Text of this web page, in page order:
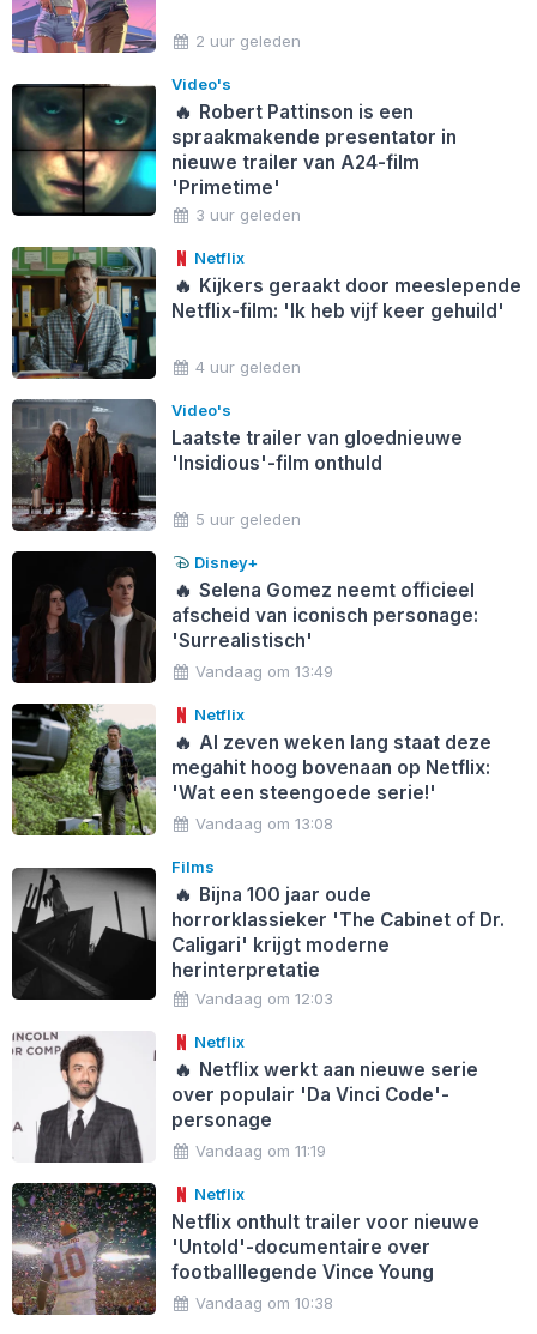
2 uur geleden
Video's
🔥 Robert Pattinson is een
spraakmakende presentator in
nieuwe trailer van A24-film
'Primetime'
3 uur geleden
Netflix
🔥 Kijkers geraakt door meeslepende
Netflix-film: 'Ik heb vijf keer gehuild'
4 uur geleden
Video's
Laatste trailer van gloednieuwe
'Insidious'-film onthuld
5 uur geleden
Disney+
🔥 Selena Gomez neemt officieel
afscheid van iconisch personage:
'Surrealistisch'
Vandaag om 13:49
Netflix
🔥 Al zeven weken lang staat deze
megahit hoog bovenaan op Netflix:
'Wat een steengoede serie!'
Vandaag om 13:08
Films
🔥 Bijna 100 jaar oude
horrorklassieker 'The Cabinet of Dr.
Caligari' krijgt moderne
herinterpretatie
Vandaag om 12:03
Netflix
🔥 Netflix werkt aan nieuwe serie
over populair 'Da Vinci Code'-
personage
Vandaag om 11:19
Netflix
Netflix onthult trailer voor nieuwe
'Untold'-documentaire over
footballlegende Vince Young
Vandaag om 10:38